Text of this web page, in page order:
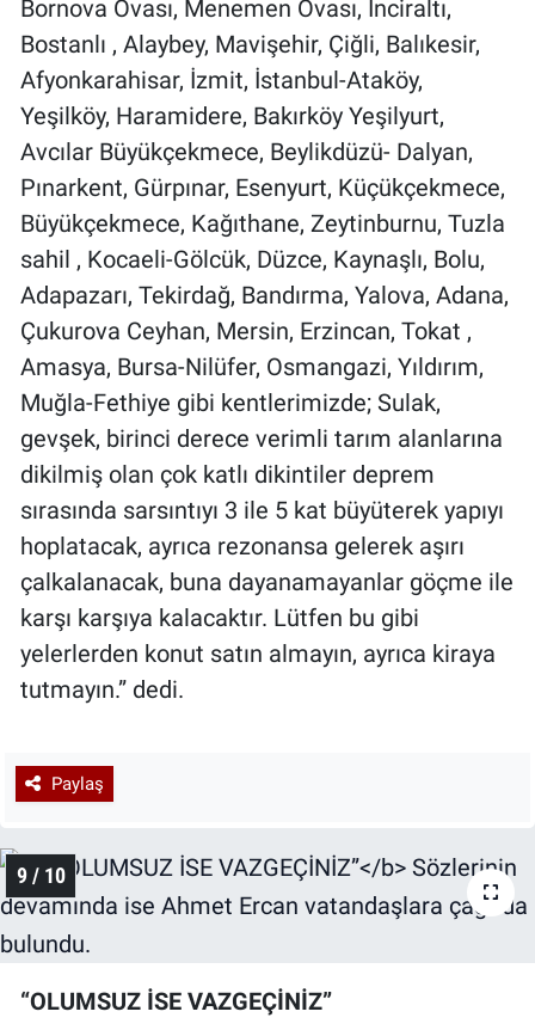
Bornova Ovası, Menemen Ovası, İnciraltı,
Bostanlı , Alaybey, Mavişehir, Çiğli, Balıkesir,
Afyonkarahisar, İzmit, İstanbul-Ataköy,
Yeşilköy, Haramidere, Bakırköy Yeşilyurt,
Avcılar Büyükçekmece, Beylikdüzü- Dalyan,
Pınarkent, Gürpınar, Esenyurt, Küçükçekmece,
Büyükçekmece, Kağıthane, Zeytinburnu, Tuzla
sahil , Kocaeli-Gölcük, Düzce, Kaynaşlı, Bolu,
Adapazarı, Tekirdağ, Bandırma, Yalova, Adana,
Çukurova Ceyhan, Mersin, Erzincan, Tokat ,
Amasya, Bursa-Nilüfer, Osmangazi, Yıldırım,
Muğla-Fethiye gibi kentlerimizde; Sulak,
gevşek, birinci derece verimli tarım alanlarına
dikilmiş olan çok katlı dikintiler deprem
sırasında sarsıntıyı 3 ile 5 kat büyüterek yapıyı
hoplatacak, ayrıca rezonansa gelerek aşırı
çalkalanacak, buna dayanamayanlar göçme ile
karşı karşıya kalacaktır. Lütfen bu gibi
yelerlerden konut satın almayın, ayrıca kiraya
tutmayın.” dedi.
Paylaş
9 / 10
“OLUMSUZ İSE VAZGEÇİNİZ”